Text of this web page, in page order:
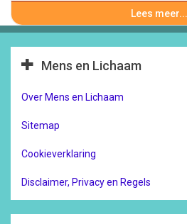
Lees meer...
Mens en Lichaam
Over Mens en Lichaam
Sitemap
Cookieverklaring
Disclaimer, Privacy en Regels